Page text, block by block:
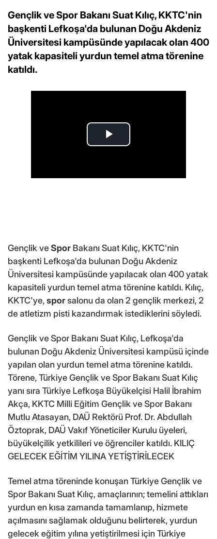
Gençlik ve Spor Bakanı Suat Kılıç, KKTC'nin
başkenti Lefkoşa'da bulunan Doğu Akdeniz
Üniversitesi kampüsünde yapılacak olan 400
yatak kapasiteli yurdun temel atma törenine
katıldı.
Gençlik veSpor Bakanı Suat Kılıç, KKTC'nin
başkenti Lefkoşa'da bulunan Doğu Akdeniz
Üniversitesi kampüsünde yapılacak olan 400 yatak
kapasiteli yurdun temel atma törenine katıldı. Kılıç,
KKTC'ye,sporsalonu da olan 2 gençlik merkezi, 2
de atletizm pisti kazandırmak istediklerini söyledi.
Gençlik ve Spor Bakanı Suat Kılıç, Lefkoşa'da
bulunan Doğu Akdeniz Üniversitesi kampüsü içinde
yapılan olan yurdun temel atma törenine katıldı.
Törene, Türkiye Gençlik ve Spor Bakanı Suat Kılıç
yanı sıra Türkiye Lefkoşa Büyükelçisi Halil İbrahim
Akça, KKTC Milli Eğitim Gençlik ve Spor Bakanı
Mutlu Atasayan, DAÜ Rektörü Prof. Dr. Abdullah
Öztoprak, DAÜ Vakıf Yöneticiler Kurulu üyeleri,
büyükelçilik yetkilileri ve öğrenciler katıldı. KILIÇ
GELECEK EĞİTİM YILINA YETİŞTİRİLECEK
Temel atma töreninde konuşan Türkiye Gençlik ve
Spor Bakanı Suat Kılıç, amaçlarının; temelini attıkları
yurdun en kısa zamanda tamamlanıp, hizmete
açılmasını sağlamak olduğunu belirterek, yurdun
gelecek eğitim yılına yetiştirilmesi için Türkiye